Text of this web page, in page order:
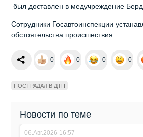
был доставлен в медучреждение
Сотрудники Госавтоинспекции
обстоятельства происшествия.
0 0 0 0
ПОСТРАДАЛ В ДТП
Новости по теме
06.Авг.2026 16:57